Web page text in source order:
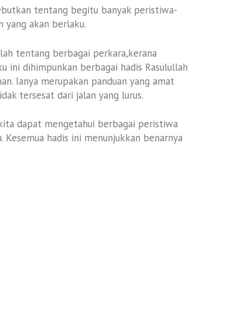
tentang begitu banyak peristiwa-
akan berlaku.
tentang berbagai perkara,kerana
ini dihimpunkan berbagai hadis Rasulullah
Ianya merupakan panduan yang amat
tersesat dari jalan yang lurus.
dapat mengetahui berbagai peristiwa
hadis ini menunjukkan benarnya